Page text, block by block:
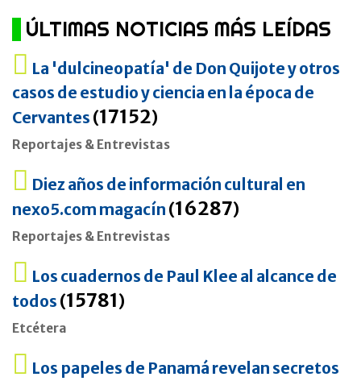
ÚLTIMAS NOTICIAS MÁS LEÍDAS
La 'dulcineopatía' de Don Quijote y otros
casos de estudio y ciencia en la época de
Cervantes (17152)
Reportajes & Entrevistas
Diez años de información cultural en
nexo5.com magacín (16287)
Reportajes & Entrevistas
Los cuadernos de Paul Klee al alcance de
todos (15781)
Etcétera
Los papeles de Panamá revelan secretos